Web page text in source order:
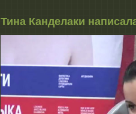
Тина Канделаки